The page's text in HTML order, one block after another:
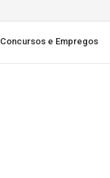
Concursos e Empregos